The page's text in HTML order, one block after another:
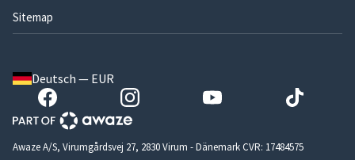
Sitemap
Deutsch — EUR
Awaze A/S, Virumgårdsvej 27, 2830 Virum - Dänemark CVR: 17484575